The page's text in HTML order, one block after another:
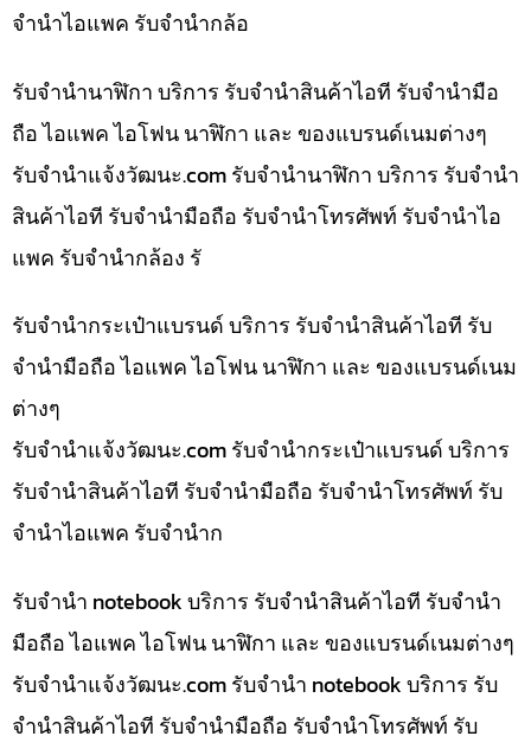
จำนำไอแพค รับจำนำกล้อ
รับจำนำนาฬิกา บริการ รับจำนำสินค้าไอที รับจำนำมือ
ถือ ไอแพค ไอโฟน นาฬิกา และ ของแบรนด์เนมต่างๆ
รับจํานําแจ้งวัฒนะ.com รับจำนำนาฬิกา บริการ รับจำนำ
สินค้าไอที รับจำนำมือถือ รับจำนำโทรศัพท์ รับจำนำไอ
แพค รับจำนำกล้อง รั
รับจำนำกระเป๋าแบรนด์ บริการ รับจำนำสินค้าไอที รับ
จำนำมือถือ ไอแพค ไอโฟน นาฬิกา และ ของแบรนด์เนม
ต่างๆ
รับจํานําแจ้งวัฒนะ.com รับจำนำกระเป๋าแบรนด์ บริการ
รับจำนำสินค้าไอที รับจำนำมือถือ รับจำนำโทรศัพท์ รับ
จำนำไอแพค รับจำนำก
รับจำนำ notebook บริการ รับจำนำสินค้าไอที รับจำนำ
มือถือ ไอแพค ไอโฟน นาฬิกา และ ของแบรนด์เนมต่างๆ
รับจํานําแจ้งวัฒนะ.com รับจำนำ notebook บริการ รับ
จำนำสินค้าไอที รับจำนำมือถือ รับจำนำโทรศัพท์ รับ